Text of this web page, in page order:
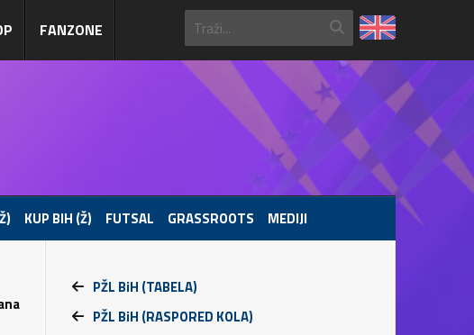
FANZONE
KUP BIH (Ž) FUTSAL GRASSROOTS MEDIJI
PŽL BiH (TABELA)
PŽL BiH (RASPORED KOLA)